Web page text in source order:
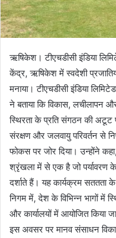
ऋषिकेश। टीएचडीसी इंडिया
केंद्र, ऋषिकेश में स्वदेशी
मनाया। टीएचडीसी इंडिया
ने बताया कि विकास, लचीलापन
स्थिरता के प्रति संगठन की अटूट
संरक्षण और जलवायु परिवर्तन से
फोकस पर जोर दिया। उन्होंने
श्रृंखला में से एक है जो पर्यावरण के
दर्शाते हैं। यह कार्यक्रम सततता के
निगम में, देश के विभिन्‍न भागों में
और कार्यालयों में आयोजित किया
इस अवसर पर मानव संसाधन